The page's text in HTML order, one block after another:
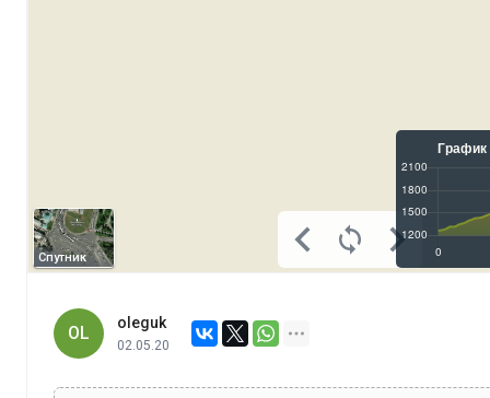
Спутник
OL
oleguk
02.05.20